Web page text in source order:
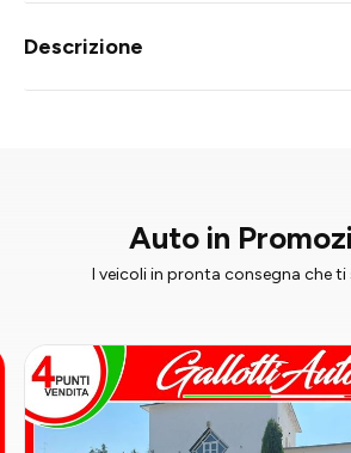
Descrizione
Auto in
I veicoli in pronta consegna che